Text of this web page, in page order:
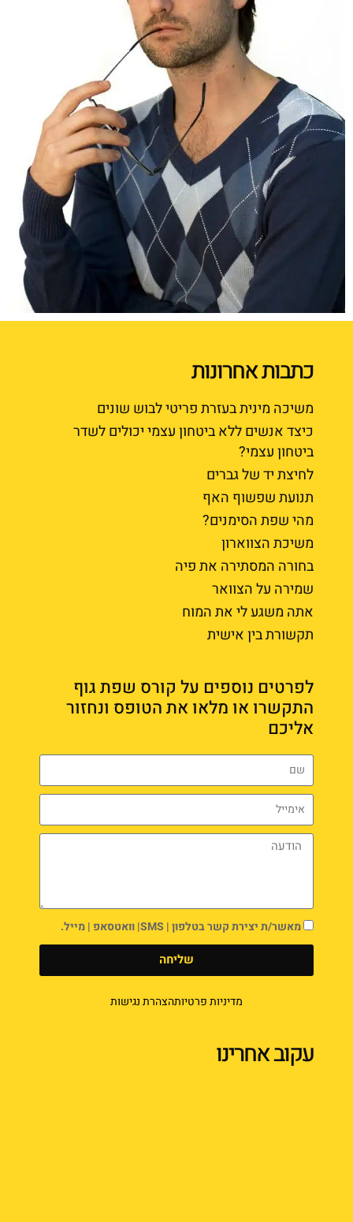
כתבות אחרונות
משיכה מינית בעזרת פריטי לבוש שונים
כיצד אנשים ללא ביטחון עצמי יכולים לשדר
ביטחון עצמי?
לחיצת יד של גברים
תנועת שפשוף האף
מהי שפת הסימנים?
משיכת הצווארון
בחורה המסתירה את פיה
שמירה על הצוואר
אתה משגע לי את המוח
תקשורת בין אישית
לפרטים נוספים על קורס שפת גוף
התקשרו או מלאו את הטופס ונחזור
אליכם
מאשר/ת יצירת קשר בטלפון | SMS| וואטסאפ | מייל.
שליחה
מדיניות פרטיותהצהרת נגישות
עקוב אחרינו